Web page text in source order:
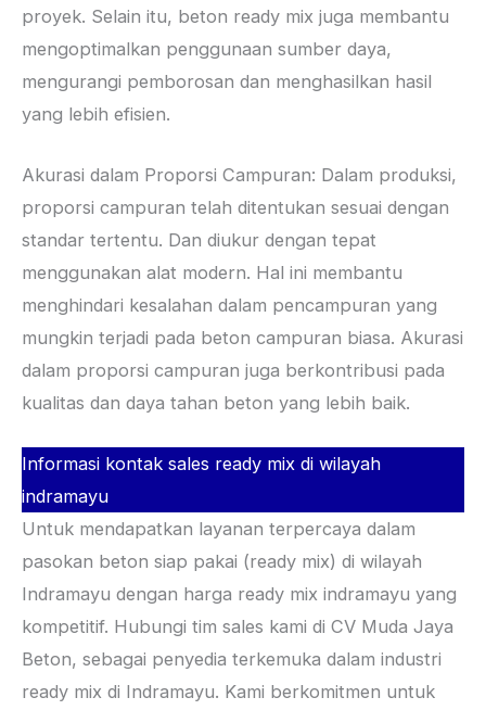
proyek. Selain itu, beton ready mix juga membantu
mengoptimalkan penggunaan sumber daya,
mengurangi pemborosan dan menghasilkan hasil
yang lebih efisien.
Akurasi dalam Proporsi Campuran: Dalam produksi,
proporsi campuran telah ditentukan sesuai dengan
standar tertentu. Dan diukur dengan tepat
menggunakan alat modern. Hal ini membantu
menghindari kesalahan dalam pencampuran yang
mungkin terjadi pada beton campuran biasa. Akurasi
dalam proporsi campuran juga berkontribusi pada
kualitas dan daya tahan beton yang lebih baik.
Informasi kontak sales ready mix di wilayah
indramayu
Untuk mendapatkan layanan terpercaya dalam
pasokan beton siap pakai (ready mix) di wilayah
Indramayu dengan harga ready mix indramayu yang
kompetitif. Hubungi tim sales kami di CV Muda Jaya
Beton, sebagai penyedia terkemuka dalam industri
ready mix di Indramayu. Kami berkomitmen untuk